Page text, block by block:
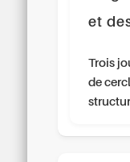
et
Trois
de